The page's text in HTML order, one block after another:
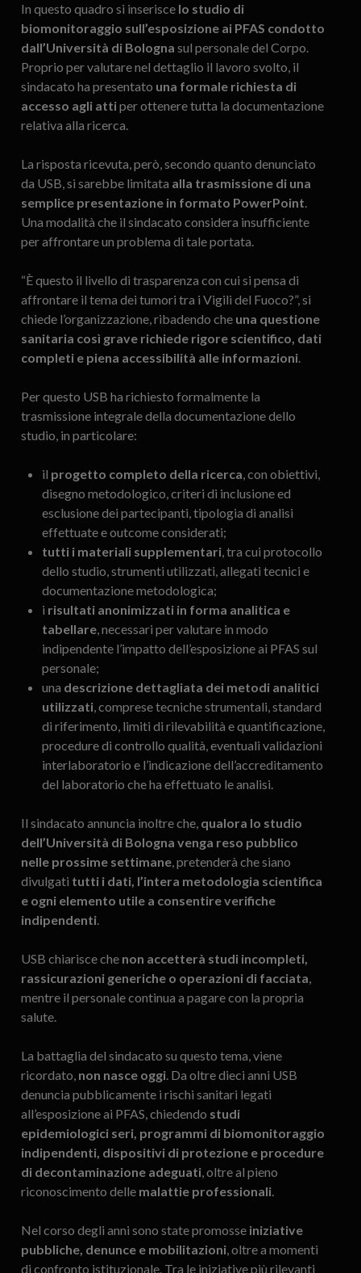
In questo quadro si inserisce lo studio di
biomonitoraggio sull’esposizione ai PFAS condotto
dall’Università di Bologna sul personale del Corpo.
Proprio per valutare nel dettaglio il lavoro svolto, il
sindacato ha presentato una formale richiesta di
accesso agli attiper ottenere tutta la documentazione
relativa alla ricerca.
La risposta ricevuta, però, secondo quanto denunciato
da USB, si sarebbe limitata alla trasmissione di una
semplice presentazione in formato PowerPoint.
Una modalità che il sindacato considera insufficiente
per affrontare un problema di tale portata.
“È questo il livello di trasparenza con cui si pensa di
affrontare il tema dei tumori tra i Vigili del Fuoco?”, si
chiede l’organizzazione, ribadendo che una questione
sanitaria così grave richiede rigore scientifico, dati
completi e piena accessibilità alle informazioni.
Per questo USB ha richiesto formalmente la
trasmissione integrale della documentazione dello
studio, in particolare:
il progetto completo della ricerca, con obiettivi,
disegno metodologico, criteri di inclusione ed
esclusione dei partecipanti, tipologia di analisi
effettuate e outcome considerati;
tutti i materiali supplementari, tra cui protocollo
dello studio, strumenti utilizzati, allegati tecnici e
documentazione metodologica;
i risultati anonimizzati in forma analitica e
tabellare, necessari per valutare in modo
indipendente l’impatto dell’esposizione ai PFAS sul
personale;
una descrizione dettagliata dei metodi analitici
utilizzati, comprese tecniche strumentali, standard
di riferimento, limiti di rilevabilità e quantificazione,
procedure di controllo qualità, eventuali validazioni
interlaboratorio e l’indicazione dell’accreditamento
del laboratorio che ha effettuato le analisi.
Il sindacato annuncia inoltre che, qualora lo studio
dell’Università di Bologna venga reso pubblico
nelle prossime settimane, pretenderà che siano
divulgati tutti i dati, l’intera metodologia scientifica
e ogni elemento utile a consentire verifiche
indipendenti.
USB chiarisce che non accetterà studi incompleti,
rassicurazioni generiche o operazioni di facciata,
mentre il personale continua a pagare con la propria
salute.
La battaglia del sindacato su questo tema, viene
ricordato, non nasce oggi. Da oltre dieci anni USB
denuncia pubblicamente i rischi sanitari legati
all’esposizione ai PFAS, chiedendo studi
epidemiologici seri, programmi di biomonitoraggio
indipendenti, dispositivi di protezione e procedure
di decontaminazione adeguati, oltre al pieno
riconoscimento delle malattie professionali.
Nel corso degli anni sono state promosse iniziative
pubbliche, denunce e mobilitazioni, oltre a momenti
di confronto istituzionale. Tra le iniziative più rilevanti